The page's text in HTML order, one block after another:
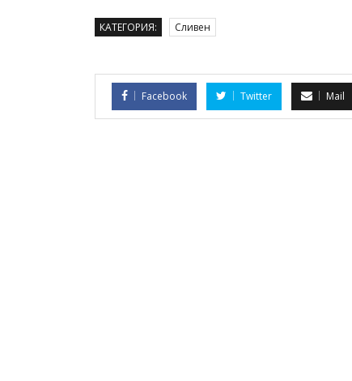
КАТЕГОРИЯ: Сливен
Facebook Twitter Mail